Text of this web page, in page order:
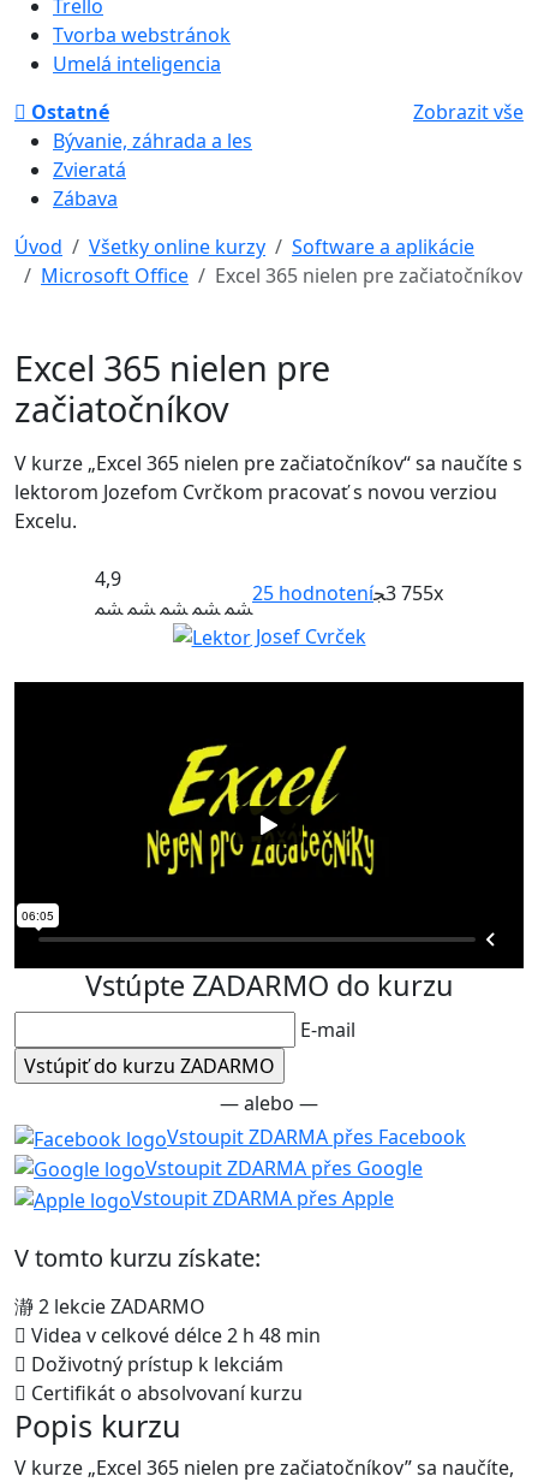
Trello
Tvorba webstránok
Umelá inteligencia
Ostatné
Zobrazit vše
Bývanie, záhrada a les
Zvieratá
Zábava
Úvod
Všetky online kurzy
Software a aplikácie
Microsoft Office
Excel 365 nielen pre začiatočníkov
Excel 365 nielen pre
začiatočníkov
V kurze „Excel 365 nielen pre začiatočníkov“ sa naučíte s
lektorom Jozefom Cvrčkom pracovať s novou verziou
Excelu.
4,9
25 hodnotení 3 755x
Josef Cvrček
Vstúpte ZADARMO do kurzu
E-mail
— alebo —
Vstoupit ZDARMA přes Facebook
Vstoupit ZDARMA přes Google
Vstoupit ZDARMA přes Apple
V tomto kurzu získate:
2 lekcie ZADARMO
Videa v celkové délce 2 h 48 min
Doživotný prístup k lekciám
Certifikát o absolvovaní kurzu
Popis kurzu
V kurze „Excel 365 nielen pre začiatočníkov” sa naučíte,